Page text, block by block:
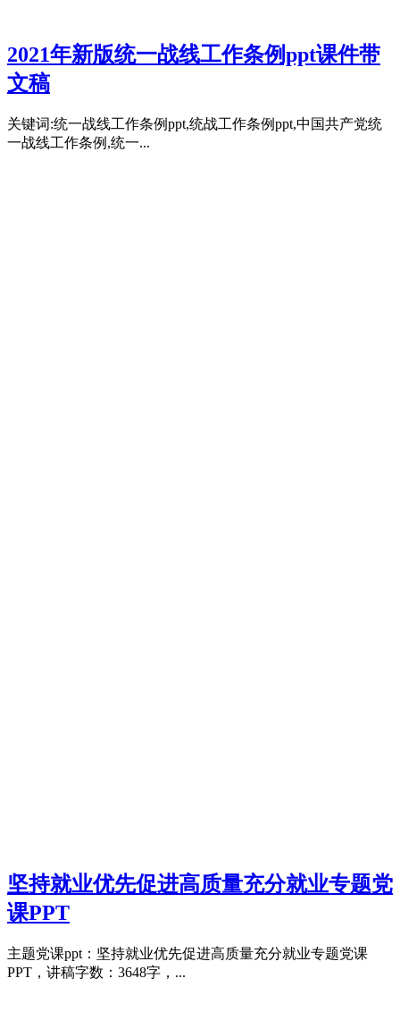
2021年新版统一战线工作条例ppt课件带
文稿
关键词:统一战线工作条例ppt,统战工作条例ppt,中国共产党统
一战线工作条例,统一...
坚持就业优先促进高质量充分就业专题党
课PPT
主题党课ppt：坚持就业优先促进高质量充分就业专题党课
PPT，讲稿字数：3648字，...